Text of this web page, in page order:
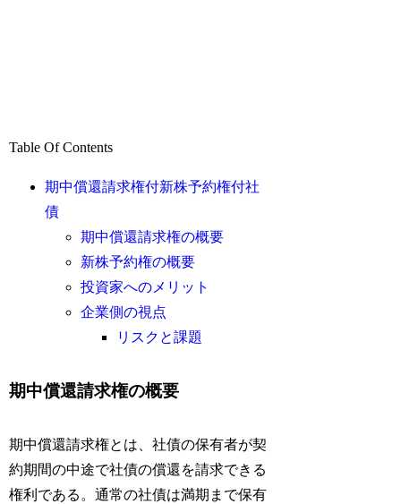
Table Of Contents
期中償還請求権付新株予約権付社
債
期中償還請求権の概要
新株予約権の概要
投資家へのメリット
企業側の視点
リスクと課題
期中償還請求権の概要
期中償還請求権とは、社債の保有者が契
約期間の中途で社債の償還を請求できる
権利である。通常の社債は満期まで保有